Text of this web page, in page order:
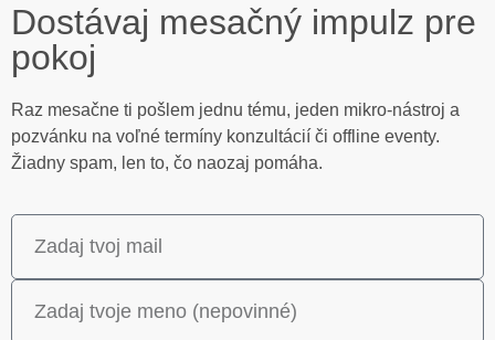
Dostávaj mesačný impulz pre
pokoj
Raz mesačne ti pošlem jednu tému, jeden mikro-nástroj a
pozvánku na voľné termíny konzultácií či offline eventy.
Žiadny spam, len to, čo naozaj pomáha.